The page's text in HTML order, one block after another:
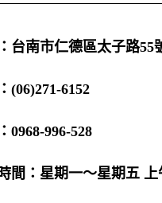
台南市仁德區太子路55
(06)271-6152
0968-996-528
間：星期一〜星期五 上